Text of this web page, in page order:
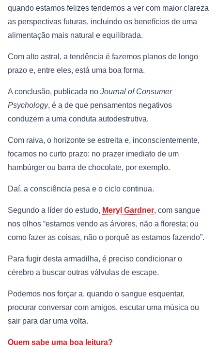
quando estamos felizes tendemos a ver com maior clareza
as perspectivas futuras, incluindo os benefícios de uma
alimentação mais natural e equilibrada.
Com alto astral, a tendência é fazemos planos de longo
prazo e, entre eles, está uma boa forma.
A conclusão, publicada no Journal of Consumer
Psychology, é a de que pensamentos negativos
conduzem a uma conduta autodestrutiva.
Com raiva, o horizonte se estreita e, inconscientemente,
focamos no curto prazo: no prazer imediato de um
hambúrger ou barra de chocolate, por exemplo.
Daí, a consciência pesa e o ciclo continua.
Segundo a líder do estudo, Meryl Gardner, com sangue
nos olhos “estamos vendo as árvores, não a floresta; ou
como fazer as coisas, não o porquê as estamos fazendo”.
Para fugir desta armadilha, é preciso condicionar o
cérebro a buscar outras válvulas de escape.
Podemos nos forçar a, quando o sangue esquentar,
procurar conversar com amigos, escutar uma música ou
sair para dar uma volta.
Quem sabe uma boa leitura?